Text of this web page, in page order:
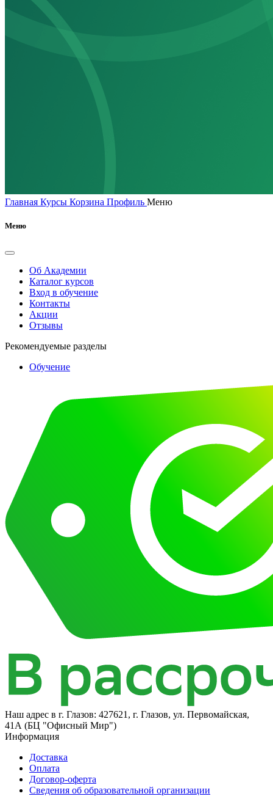
Главная Курсы Корзина Профиль Меню
Меню
Об Академии
Каталог курсов
Вход в обучение
Контакты
Акции
Отзывы
Рекомендуемые разделы
Обучение
Наш адрес в г. Глазов: 427621, г. Глазов, ул. Первомайская,
41А (БЦ "Офисный Мир")
Информация
Доставка
Оплата
Договор-оферта
Сведения об образовательной организации